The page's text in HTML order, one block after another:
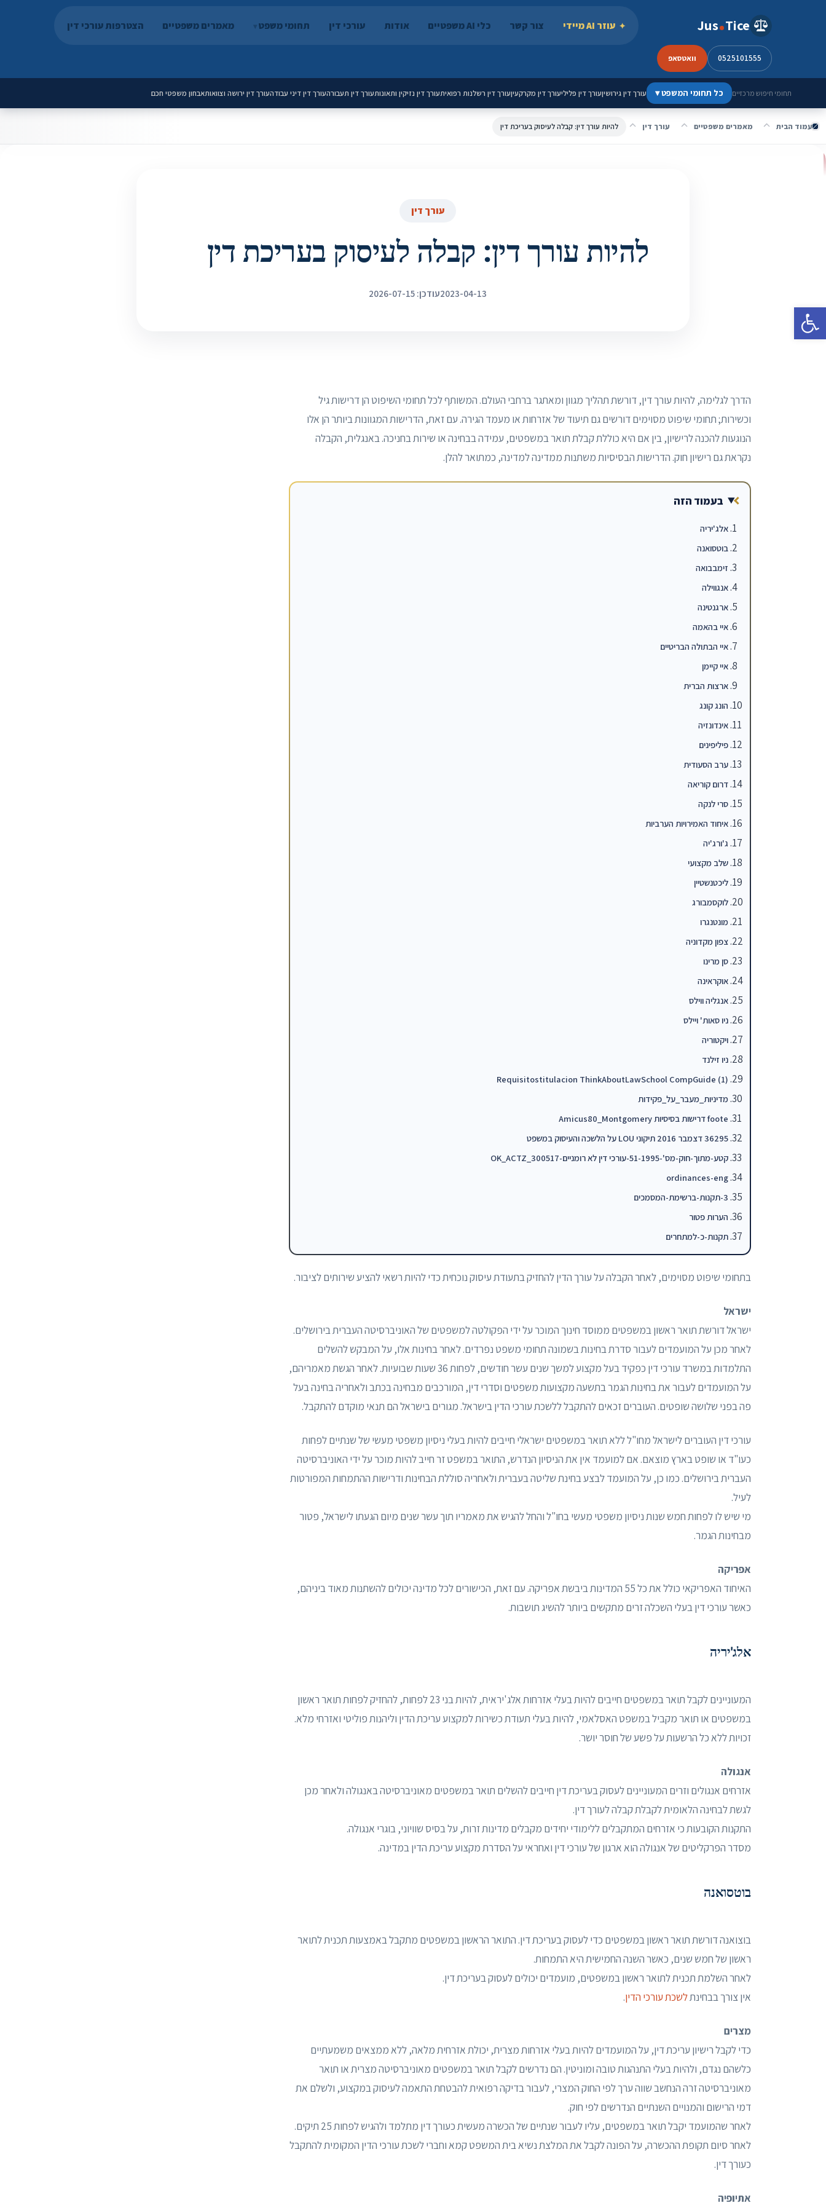
פתח סרגל נגישות
Jus Tice עוזר AI מיידי צור קשר כלי AI משפטיים אודות עורכי דין תחומי משפט מאמרים משפטיים הצטרפות עורכי דין
0525101555 וואטסאפ
תחומי חיפוש מרכזיים כל תחומי המשפט▾ עורך דין גירושיןעורך דין פליליעורך דין מקרקעיןעורך דין רשלנות רפואיתעורך דין נזיקין ותאונותעורך דין תעבורהעורך דין דיני עבודהעורך דין ירושה וצוואותאבחון משפטי חכם
עמוד הבית מאמרים משפטיים עורך דין להיות עורך דין: קבלה לעיסוק בעריכת דין
עורך דין
להיות עורך דין: קבלה לעיסוק בעריכת דין
2023-04-13עודכן: 2026-07-15
הדרך לגלימה, להיות עורך דין, דורשת תהליך מגוון ומאתגר ברחבי העולם. המשותף לכל תחומי השיפוט הן דרישות גיל
וכשירות; תחומי שיפוט מסוימים דורשים גם תיעוד של אזרחות או מעמד הגירה. עם זאת, הדרישות המגוונות ביותר הן אלו
הנוגעות להכנה לרישיון, בין אם היא כוללת קבלת תואר במשפטים, עמידה בבחינה או שירות בחניכה. באנגלית, הקבלה
נקראת גם רישיון חוק. הדרישות הבסיסיות משתנות ממדינה למדינה, כמתואר להלן.
בעמוד הזה
אלג'יריה
בוטסואנה
זימבבואה
אנגווילה
ארגנטינה
איי בהאמה
איי הבתולה הבריטיים
איי קיימן
ארצות הברית
הונג קונג
אינדונזיה
פיליפינים
ערב הסעודית
דרום קוריאה
סרי לנקה
איחוד האמירויות הערביות
ג'ורג'יה
שלב מקצועי
ליכטנשטיין
לוקסמבורג
מונטנגרו
צפון מקדוניה
סן מרינו
אוקראינה
אנגליה ווילס
ניו סאות' ויילס
ויקטוריה
ניו זילנד
(1) Requisitostitulacion ThinkAboutLawSchool CompGuide
מדיניות_מעבר_על_פקידות
foote דרישות בסיסיות Amicus80_Montgomery
36295 דצמבר 2016 תיקוני LOU על הלשכה והעיסוק במשפט
קטע-מתוך-חוק-מס'-51-1995-עורכי דין לא רומניים-OK_ACTZ_300517
ordinances-eng
3-תקנות-ברשימת-המסמכים
הערות פטור
תקנות-כ-למתחרים
בתחומי שיפוט מסוימים, לאחר הקבלה על עורך הדין להחזיק בתעודת עיסוק נוכחית כדי להיות רשאי להציע שירותים לציבור.
ישראל
ישראל דורשת תואר ראשון במשפטים ממוסד חינוך המוכר על ידי הפקולטה למשפטים של האוניברסיטה העברית בירושלים.
לאחר מכן על המועמדים לעבור סדרת בחינות בשמונה תחומי משפט נפרדים. לאחר בחינות אלו, על המבקש להשלים
התלמדות במשרד עורכי דין כפקיד בעל מקצוע למשך שנים עשר חודשים, לפחות 36 שעות שבועיות. לאחר הגשת מאמריהם,
על המועמדים לעבור את בחינות הגמר בתשעה מקצועות משפטים וסדרי דין, המורכבים מבחינה בכתב ולאחריה בחינה בעל
פה בפני שלושה שופטים. העוברים זכאים להתקבל ללשכת עורכי הדין בישראל. מגורים בישראל הם תנאי מוקדם להתקבל.
עורכי דין העוברים לישראל מחו"ל ללא תואר במשפטים ישראלי חייבים להיות בעלי ניסיון משפטי מעשי של שנתיים לפחות
כעו"ד או שופט בארץ מוצאם. אם למועמד אין את הניסיון הנדרש, התואר במשפט זר חייב להיות מוכר על ידי האוניברסיטה
העברית בירושלים. כמו כן, על המועמד לבצע בחינת שליטה בעברית ולאחריה סוללת הבחינות ודרישות ההתמחות המפורטות
לעיל.
מי שיש לו לפחות חמש שנות ניסיון משפטי מעשי בחו"ל והחל להגיש את מאמריו תוך עשר שנים מיום הגעתו לישראל, פטור
מבחינות הגמר.
אפריקה
האיחוד האפריקאי כולל את כל 55 המדינות ביבשת אפריקה. עם זאת, הכישורים לכל מדינה יכולים להשתנות מאוד ביניהם,
כאשר עורכי דין בעלי השכלה זרים מתקשים ביותר להשיג תושבות.
אלג'יריה
המעוניינים לקבל תואר במשפטים חייבים להיות בעלי אזרחות אלג'יראית, להיות בני 23 לפחות, להחזיק לפחות תואר ראשון
במשפטים או תואר מקביל במשפט האסלאמי, להיות בעלי תעודת כשירות למקצוע עריכת הדין וליהנות פוליטי ואזרחי מלא.
זכויות ללא כל הרשעות על פשע של חוסר יושר.
אנגולה
אזרחים אנגולים וזרים המעוניינים לעסוק בעריכת דין חייבים להשלים תואר במשפטים מאוניברסיטה באנגולה ולאחר מכן
לגשת לבחינה הלאומית לקבלת קבלה לעורך דין.
התקנות הקובעות כי אזרחים המתקבלים ללימודי יחידים מקבלים מדינות זרות, על בסיס שוויוני, בוגרי אנגולה.
מסדר הפרקליטים של אנגולה הוא ארגון של עורכי דין ואחראי על הסדרת מקצוע עריכת הדין במדינה.
בוטסואנה
בוצואנה דורשת תואר ראשון במשפטים כדי לעסוק בעריכת דין. התואר הראשון במשפטים מתקבל באמצעות תכנית לתואר
ראשון של חמש שנים, כאשר השנה החמישית היא התמחות.
לאחר השלמת תכנית לתואר ראשון במשפטים, מועמדים יכולים לעסוק בעריכת דין.
אין צורך בבחינתלשכת עורכי הדין.
מצרים
כדי לקבל רישיון עריכת דין, על המועמדים להיות בעלי אזרחות מצרית, יכולת אזרחית מלאה, ללא ממצאים משמעתיים
כלשהם נגדם, ולהיות בעלי התנהגות טובה ומוניטין. הם נדרשים לקבל תואר במשפטים מאוניברסיטה מצרית או תואר
מאוניברסיטה זרה הנחשב שווה ערך לפי החוק המצרי, לעבור בדיקה רפואית להבטחת התאמה לעיסוק במקצוע, ולשלם את
דמי הרישום והמנויים השנתיים הנדרשים לפי חוק.
לאחר שהמועמד יקבל תואר במשפטים, עליו לעבור שנתיים של הכשרה מעשית כעורך דין מתלמד ולהגיש לפחות 25 תיקים.
לאחר סיום תקופת ההכשרה, על הפונה לקבל את המלצת נשיא בית המשפט קמא וחברי לשכת עורכי הדין המקומית להתקבל
כעורך דין.
אתיופיה